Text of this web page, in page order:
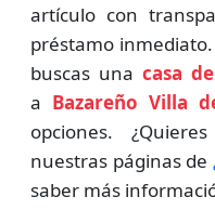
artículo con
préstamo
buscas una casa
a Bazareño Villa
opciones.
nuestras páginas de
saber más